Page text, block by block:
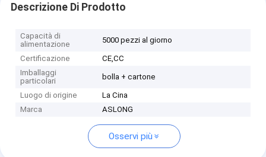
Descrizione Di Prodotto
Capacità di
alimentazione
5000 pezzi al giorno
Certificazione
CE,CC
Imballaggi
particolari
bolla + cartone
Luogo di origine
La Cina
Marca
ASLONG
Osservi più